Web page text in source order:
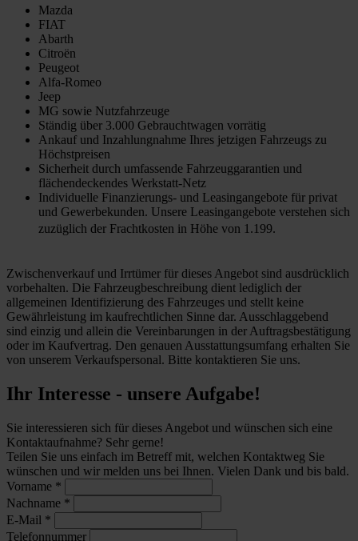
Mazda
FIAT
Abarth
Citroën
Peugeot
Alfa-Romeo
Jeep
MG sowie Nutzfahrzeuge
Ständig über 3.000 Gebrauchtwagen vorrätig
Ankauf und Inzahlungnahme Ihres jetzigen Fahrzeugs zu
Höchstpreisen
Sicherheit durch umfassende Fahrzeuggarantien und
flächendeckendes Werkstatt-Netz
Individuelle Finanzierungs- und Leasingangebote für privat
und Gewerbekunden. Unsere Leasingangebote verstehen sich
zuzüglich der Frachtkosten in Höhe von 1.199.
Zwischenverkauf und Irrtümer für dieses Angebot sind ausdrücklich
vorbehalten. Die Fahrzeugbeschreibung dient lediglich der
allgemeinen Identifizierung des Fahrzeuges und stellt keine
Gewährleistung im kaufrechtlichen Sinne dar. Ausschlaggebend
sind einzig und allein die Vereinbarungen in der Auftragsbestätigung
oder im Kaufvertrag. Den genauen Ausstattungsumfang erhalten Sie
von unserem Verkaufspersonal. Bitte kontaktieren Sie uns.
Ihr Interesse - unsere Aufgabe!
Sie interessieren sich für dieses Angebot und wünschen sich eine
Kontaktaufnahme? Sehr gerne!
Teilen Sie uns einfach im Betreff mit, welchen Kontaktweg Sie
wünschen und wir melden uns bei Ihnen. Vielen Dank und bis bald.
Vorname *
Nachname *
E-Mail *
Telefonnummer